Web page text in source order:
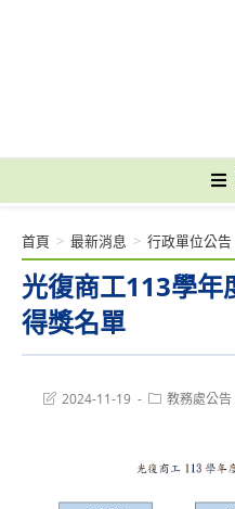
光復商工113學年
得獎名單
首頁 > 最新消息 > 行政單位公告
Post2024-11-19
Post教務處公告